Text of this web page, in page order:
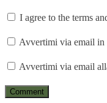
I agree to the terms
Avvertimi via email in
Avvertimi via email